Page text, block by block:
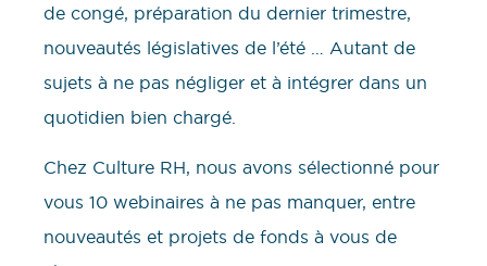
de congé, préparation du dernier trimestre,
nouveautés législatives de l’été … Autant de
sujets à ne pas négliger et à intégrer dans un
quotidien bien chargé.
Chez Culture RH, nous avons sélectionné pour
vous 10 webinaires à ne pas manquer, entre
nouveautés et projets de fonds à vous de